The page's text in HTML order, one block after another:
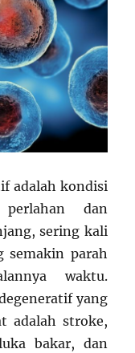
adalah kondisi
dan
sering kali
semakin parah
waktu.
yang
adalah stroke,
bakar, dan